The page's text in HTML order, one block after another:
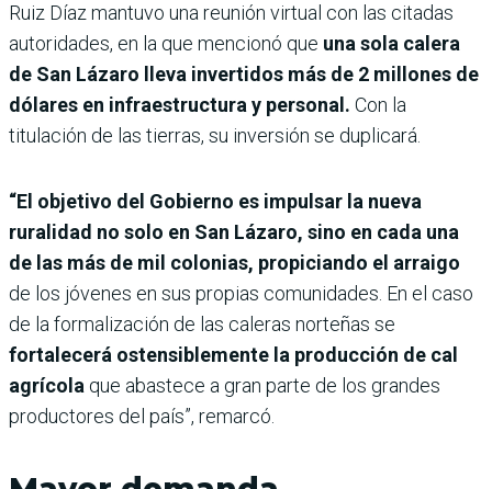
Ruiz Díaz mantuvo una reunión virtual con las citadas
autoridades, en la que mencionó que una sola calera
de San Lázaro lleva invertidos más de 2 millones de
dólares en infraestructura y personal. Con la
titulación de las tierras, su inversión se duplicará.
“El objetivo del Gobierno es impulsar la nueva
ruralidad no solo en San Lázaro, sino en cada una
de las más de mil colonias, propiciando el arraigo
de los jóvenes en sus propias comunidades. En el caso
de la formalización de las caleras norteñas se
fortalecerá ostensiblemente la producción de cal
agrícola que abastece a gran parte de los grandes
productores del país”, remarcó.